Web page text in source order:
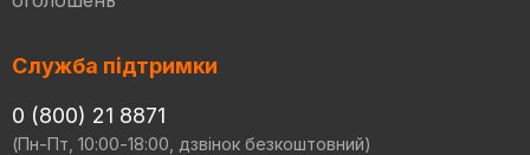
Служба підтримки
0 (800) 21 8871
(Пн-Пт, 10:00-18:00, дзвінок безкоштовний)